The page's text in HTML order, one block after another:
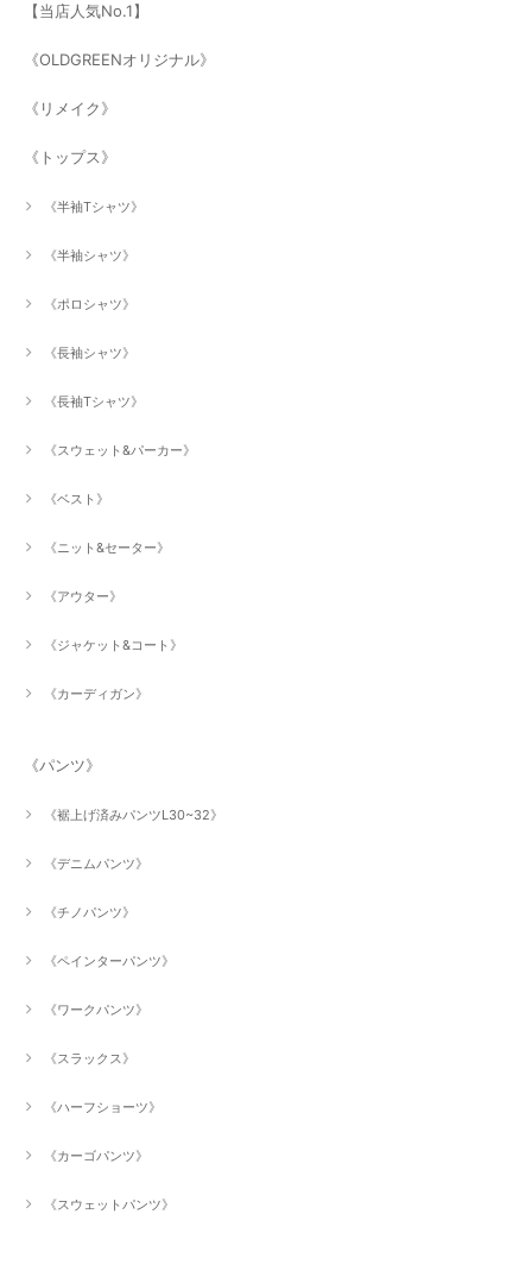
【当店人気No.1】
《OLDGREENオリジナル》
《リメイク》
《トップス》
《半袖Tシャツ》
《半袖シャツ》
《ポロシャツ》
《長袖シャツ》
《長袖Tシャツ》
《スウェット&パーカー》
《ベスト》
《ニット&セーター》
《アウター》
《ジャケット&コート》
《カーディガン》
《パンツ》
《裾上げ済みパンツL30~32》
《デニムパンツ》
《チノパンツ》
《ペインターパンツ》
《ワークパンツ》
《スラックス》
《ハーフショーツ》
《カーゴパンツ》
《スウェットパンツ》